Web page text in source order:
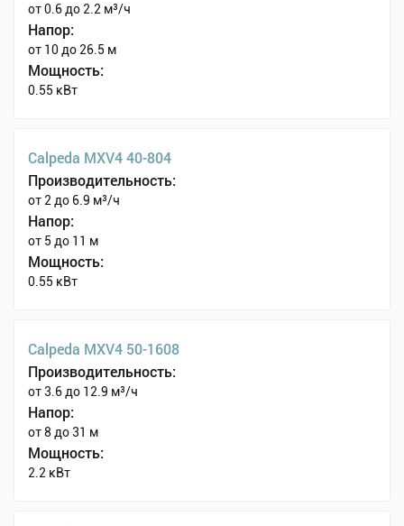
от 0.6 до 2.2 м³/ч
Напор:
от 10 до 26.5 м
Мощность:
0.55 кВт
Calpeda MXV4 40-804
Производительность:
от 2 до 6.9 м³/ч
Напор:
от 5 до 11 м
Мощность:
0.55 кВт
Calpeda MXV4 50-1608
Производительность:
от 3.6 до 12.9 м³/ч
Напор:
от 8 до 31 м
Мощность:
2.2 кВт